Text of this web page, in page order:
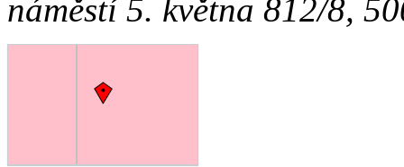
náměstí 5. května 812/8,